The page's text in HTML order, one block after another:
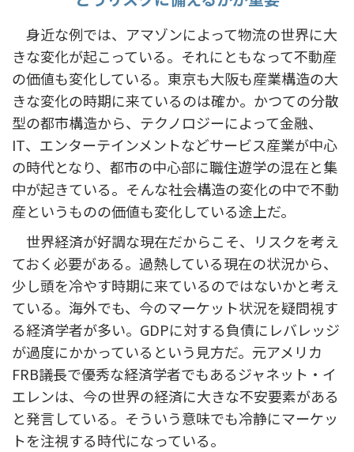
身近な例では、アマゾンによって物流の世界に大
きな変化が起こっている。それにともなって不動産
の価値も変化している。東京も大阪も産業構造の大
きな変化の時期に来ているのは確か。かつての分散
型の都市構造から、テクノロジーによって金融、
IT、エンターテインメントなどサービス産業が中心
の時代となり、都市の中心部に職住遊学の混在と集
中が起きている。そんな社会構造の変化の中で不動
産というものの価値も変化している途上だ。
世界経済が好調な現在だからこそ、リスクを考え
ておく必要がある。過熱している現在の状況から、
少し頭を冷やす時期に来ているのではないかと考え
ている。海外でも、今のマーケット状況を疑問視す
る経済学者が多い。GDPに対する負債にレバレッジ
が過度にかかっているという見方だ。元アメリカ
FRB議長で優秀な経済学者でもあるジャネット・イ
エレンは、今の世界の経済に大きな不安要素がある
と発言している。そういう意味でも冷静にマーケッ
トを注視する時代になっている。